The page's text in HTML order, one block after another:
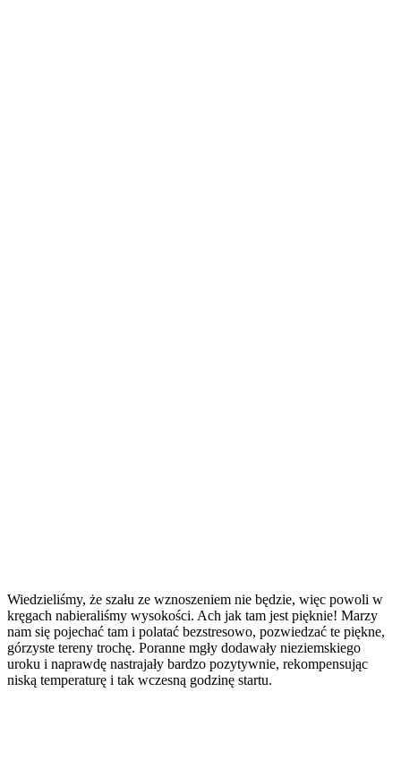
Wiedzieliśmy, że szału ze wznoszeniem nie będzie, więc powoli w
kręgach nabieraliśmy wysokości. Ach jak tam jest pięknie! Marzy
nam się pojechać tam i polatać bezstresowo, pozwiedzać te piękne,
górzyste tereny trochę. Poranne mgły dodawały nieziemskiego
uroku i naprawdę nastrajały bardzo pozytywnie, rekompensując
niską temperaturę i tak wczesną godzinę startu.